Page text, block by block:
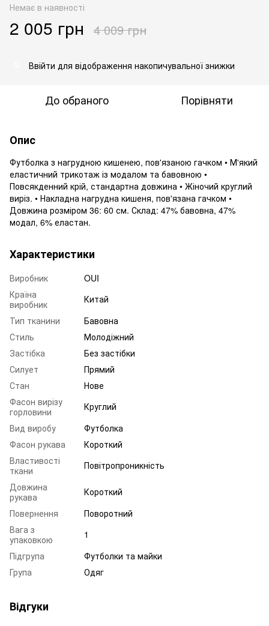
Немає в наявності
2 005 грн 4 009 грн
Ввійти для відображення накопичувальної знижки
До обраного Порівняти
Опис
Футболка з нагрудною кишенею, пов'язаною гачком • М'який
еластичний трикотаж із модалом та бавовною •
Повсякденний крій, стандартна довжина • Жіночий круглий
виріз. • Накладна нагрудна кишеня, пов'язана гачком •
Довжина розміром 36: 60 см. Склад: 47% бавовна, 47%
модал, 6% еластан.
Характеристики
Виробник
OUI
Країна
виробник
Китай
Тип тканини
Бавовна
Стиль
Молодіжний
Застібка
Без застібки
Силует
Прямий
Стан
Нове
Фасон вирізу
горловини
Круглий
Вид виробу
Футболка
Фасон рукава
Короткий
Властивості
ткани
Повітропроникність
Довжина
рукава
Короткий
Повернення
Поворотний
Вага з
упаковкою
1
Підгрупа
Футболки та майки
Група
Одяг
Відгуки